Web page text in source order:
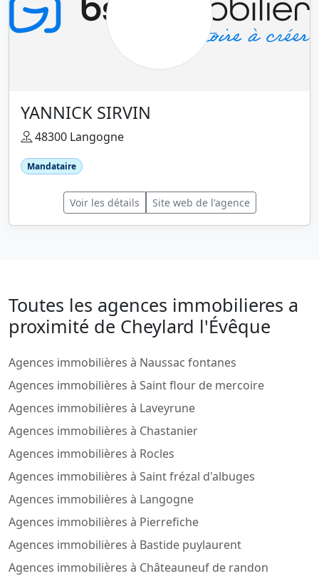
YANNICK SIRVIN
48300 Langogne
Mandataire
Voir les détails Site web de l'agence
Toutes les agences immobilieres a
proximité de Cheylard l'Évêque
Agences immobilières à Naussac fontanes
Agences immobilières à Saint flour de mercoire
Agences immobilières à Laveyrune
Agences immobilières à Chastanier
Agences immobilières à Rocles
Agences immobilières à Saint frézal d'albuges
Agences immobilières à Langogne
Agences immobilières à Pierrefiche
Agences immobilières à Bastide puylaurent
Agences immobilières à Châteauneuf de randon